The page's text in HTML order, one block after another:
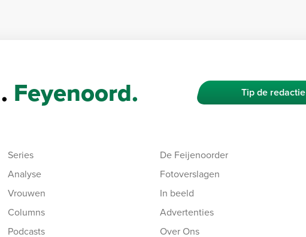
Feyenoord. Tip de redactie
Series
Analyse
Vrouwen
Columns
Podcasts
De Feijenoorder
Fotoverslagen
In beeld
Advertenties
Over Ons